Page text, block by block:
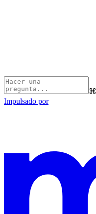
⌘
Impulsado por